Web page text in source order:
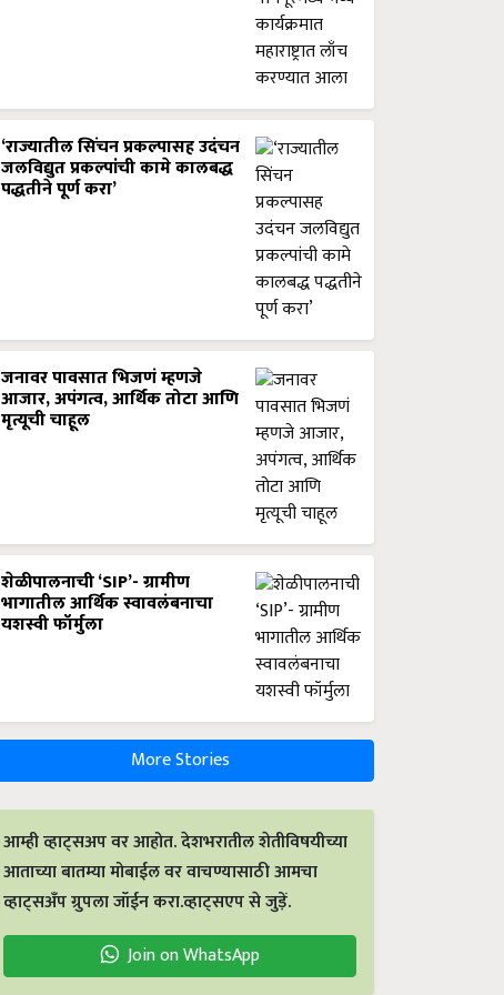
‘राज्यातील सिंचन प्रकल्पासह उदंचन
जलविद्युत प्रकल्पांची कामे कालबद्ध
पद्धतीने पूर्ण करा’
जनावर पावसात भिजणं म्हणजे
आजार, अपंगत्व, आर्थिक तोटा आणि
मृत्यूची चाहूल
शेळीपालनाची ‘SIP’- ग्रामीण
भागातील आर्थिक स्वावलंबनाचा
यशस्वी फॉर्मुला
More Stories
आम्ही व्हाट्सअप वर आहोत. देशभरातील शेतीविषयीच्या
आताच्या बातम्या मोबाईल वर वाचण्यासाठी आमचा
व्हाट्सअँप ग्रुपला जॉईन करा.व्हाट्सएप से जुड़ें.
Join on WhatsApp